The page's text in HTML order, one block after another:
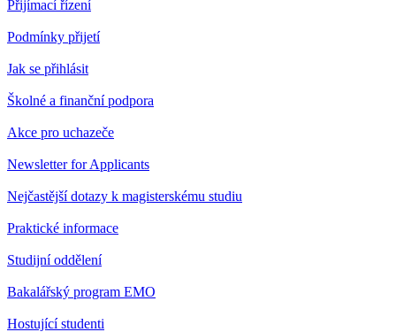
Přijímací řízení
Podmínky přijetí
Jak se přihlásit
Školné a finanční podpora
Akce pro uchazeče
Newsletter for Applicants
Nejčastější dotazy k magisterskému studiu
Praktické informace
Studijní oddělení
Bakalářský program EMO
Hostující studenti